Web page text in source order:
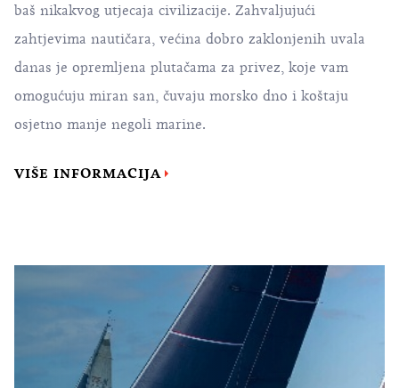
baš nikakvog utjecaja civilizacije. Zahvaljujući
zahtjevima nautičara, većina dobro zaklonjenih uvala
danas je opremljena plutačama za privez, koje vam
omogućuju miran san, čuvaju morsko dno i koštaju
osjetno manje negoli marine.
VIŠE INFORMACIJA